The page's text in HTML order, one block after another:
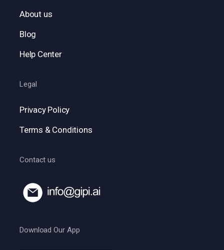
About us
Blog
Help Center
Legal
Privacy Policy
Terms & Conditions
Contact us
Download Our App